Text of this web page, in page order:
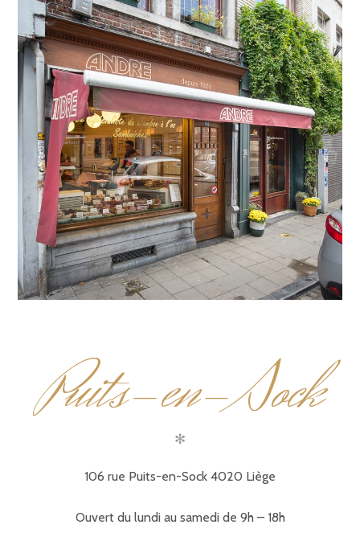
P
uits-en-Sock
✻
106 rue Puits-en-Sock 4020 Liège
Ouvert du lundi au samedi de 9h – 18h